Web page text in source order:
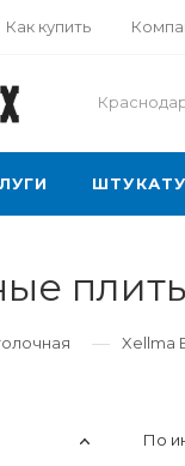
Как купить
— Xellma
По